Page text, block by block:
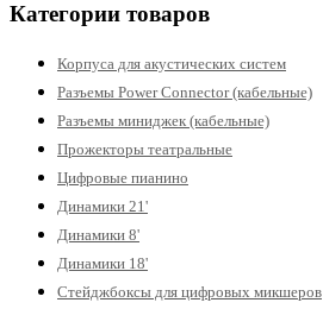
Категории товаров
Корпуса для акустических систем
Разъемы Power Connector (кабельные)
Разъемы миниджек (кабельные)
Прожекторы театральные
Цифровые пианино
Динамики 21'
Динамики 8'
Динамики 18'
Стейджбоксы для цифровых микшеров